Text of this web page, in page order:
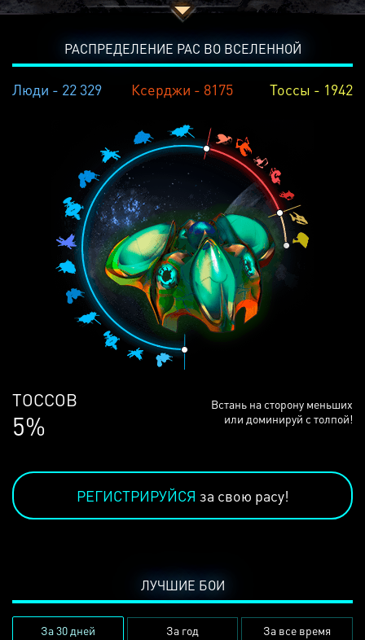
РАСПРЕДЕЛЕНИЕ РАС ВО ВСЕЛЕННОЙ
Люди - 22 329 Ксерджи - 8175 Тоссы - 1942
ЛЮДЕЙ
68%
Встань на сторону меньших
или доминируй с толпой!
РЕГИСТРИРУЙСЯ за свою расу!
ЛУЧШИЕ БОИ
За 30 дней За год За все время